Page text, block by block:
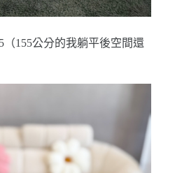
（155公分的我躺平後空間還